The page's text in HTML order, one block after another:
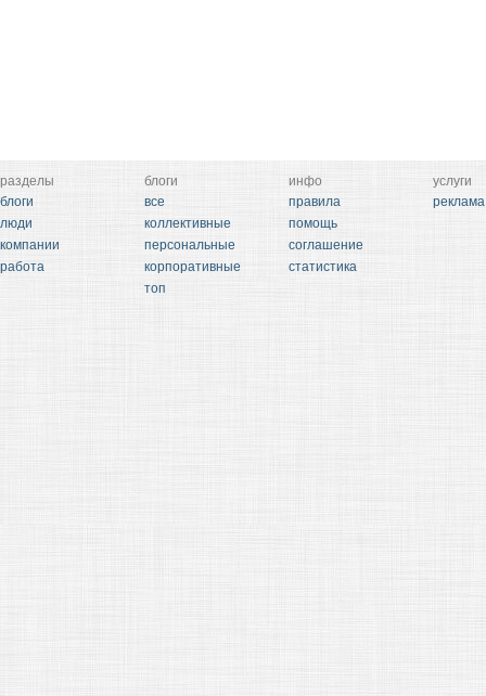
разделы
блоги
люди
компании
работа
блоги
все
коллективные
персональные
корпоративные
топ
инфо
правила
помощь
соглашение
статистика
услуги
реклама